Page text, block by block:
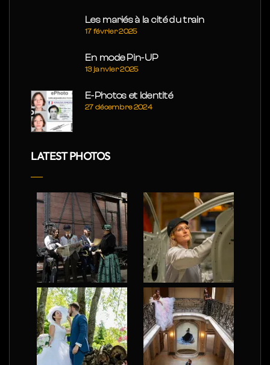
Les mariés à la cité du train
17 février 2025
En mode Pin-UP
13 janvier 2025
E-Photos et Identité
27 décembre 2024
LATEST PHOTOS